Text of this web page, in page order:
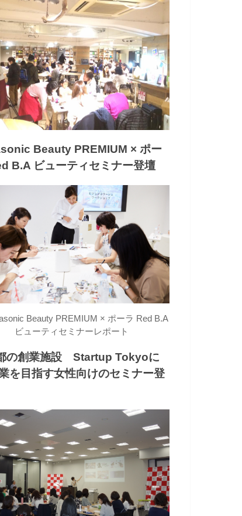
Beauty PREMIUM × ポー
B.A ビューティセミナー登壇
Beauty PREMIUM × ポーラ Red B.A
ビューティセミナーレポート
の創業施設 Startup Tokyoに
を目指す女性向けのセミナー登